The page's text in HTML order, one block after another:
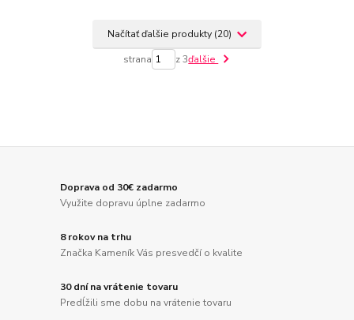
Načítať ďalšie produkty (20)
strana z 3ďalšie
Doprava od 30€ zadarmo
Využite dopravu úplne zadarmo
8 rokov na trhu
Značka Kameník Vás presvedčí o kvalite
30 dní na vrátenie tovaru
Predĺžili sme dobu na vrátenie tovaru